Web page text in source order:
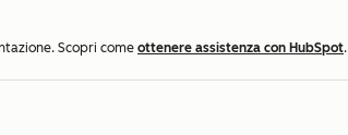
Scopri come ottenere assistenza con HubSpot.